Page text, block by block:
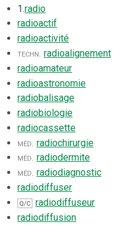
1.radio
radioactif
radioactivité
techn. radioalignement
radioamateur
radioastronomie
radiobalisage
radiobiologie
radiocassette
méd. radiochirurgie
méd. radiodermite
méd. radiodiagnostic
radiodiffuser
Q/C
radiodiffuseur
radiodiffusion